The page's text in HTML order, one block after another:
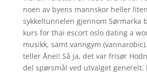
noen av byens mannskor heller
sykkeltunnelen gjennom Sørmarka
kurs for thai escort oslo dating a
musikk, samt vanngym
teller Ånei! Så ja, det var frisør
del spørsmål ved utvalget